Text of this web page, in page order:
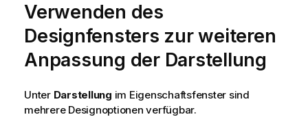
Verwenden des
Designfensters zur weiteren
Anpassung der Darstellung
Unter Darstellung im Eigenschaftsfenster sind
mehrere Designoptionen verfügbar.